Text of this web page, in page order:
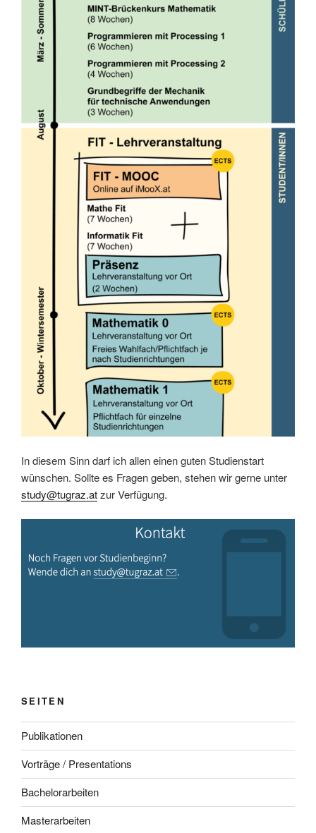
In diesem Sinn darf ich allen einen guten Studienstart
wünschen. Sollte es Fragen geben, stehen wir gerne unter
study@tugraz.atzur Verfügung.
SEITEN
Publikationen
Vorträge / Presentations
Bachelorarbeiten
Masterarbeiten